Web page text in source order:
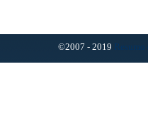
©2007 - 2019